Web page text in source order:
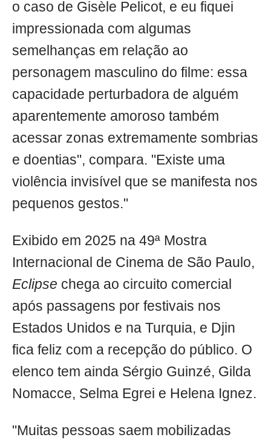
o caso de Gisèle Pelicot, e eu fiquei
impressionada com algumas
semelhanças em relação ao
personagem masculino do filme: essa
capacidade perturbadora de alguém
aparentemente amoroso também
acessar zonas extremamente sombrias
e doentias", compara. "Existe uma
violência invisível que se manifesta nos
pequenos gestos."
Exibido em 2025 na 49ª Mostra
Internacional de Cinema de São Paulo,
Eclipse chega ao circuito comercial
após passagens por festivais nos
Estados Unidos e na Turquia, e Djin
fica feliz com a recepção do público. O
elenco tem ainda Sérgio Guinzé, Gilda
Nomacce, Selma Egrei e Helena Ignez.
"Muitas pessoas saem mobilizadas